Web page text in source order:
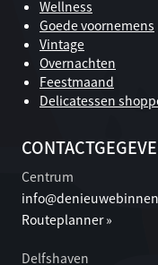
Wellness
Goede voornemens
Vintage
Overnachten
Feestmaand
Delicatessen
Centrum
Routeplanner »
Delfshaven